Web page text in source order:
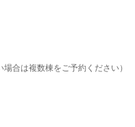
合は複数棟をご予約ください）